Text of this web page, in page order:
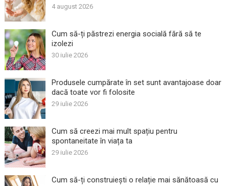
4 august 2026
Cum să-ți păstrezi energia socială fără să te
izolezi
30 iulie 2026
Produsele cumpărate în set sunt avantajoase doar
dacă toate vor fi folosite
29 iulie 2026
Cum să creezi mai mult spațiu pentru
spontaneitate în viața ta
29 iulie 2026
Cum să-ți construiești o relație mai sănătoasă cu